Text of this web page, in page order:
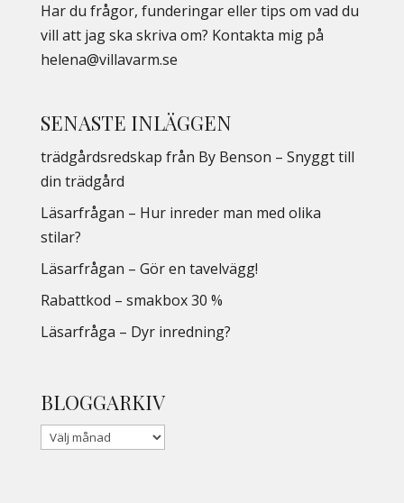
Har du frågor, funderingar eller tips om vad du
vill att jag ska skriva om? Kontakta mig på
helena@villavarm.se
SENASTE INLÄGGEN
trädgårdsredskap från By Benson – Snyggt till
din trädgård
Läsarfrågan – Hur inreder man med olika
stilar?
Läsarfrågan – Gör en tavelvägg!
Rabattkod – smakbox 30 %
Läsarfråga – Dyr inredning?
BLOGGARKIV